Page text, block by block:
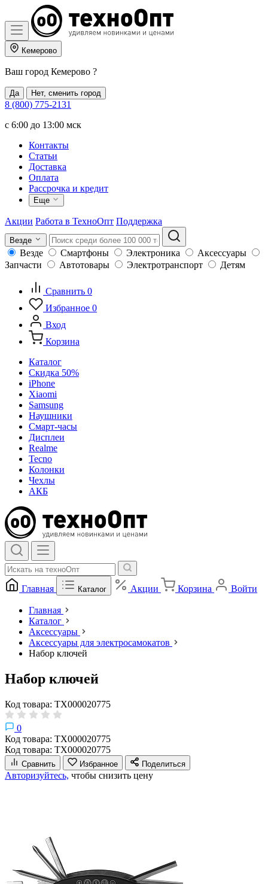
Кемерово
Ваш город Кемерово ?
Да Нет, сменить город
8 (800) 775-2131
c 6:00 до 13:00 мск
Контакты
Статьи
Доставка
Оплата
Рассрочка и кредит
Еще
Акции Работа в ТехноОпт Поддержка
Везде
Везде Смартфоны Электроника
Аксессуары
Запчасти
Автотовары Электротранспорт Детям
Сравнить 0
Избранное 0
Вход
Корзина
Каталог
Скидка 50%
iPhone
Xiaomi
Samsung
Наушники
Смарт-часы
Дисплеи
Realme
Tecno
Колонки
Чехлы
АКБ
Главная Каталог Акции Корзина Войти
Главная
Каталог
Аксессуары
Аксессуары для электросамокатов
Набор ключей
Набор ключей
Код товара: ТХ000020775
0
Код товара: ТХ000020775
Код товара: ТХ000020775
Сравнить Избранное Поделиться
Авторизуйтесь, чтобы снизить цену